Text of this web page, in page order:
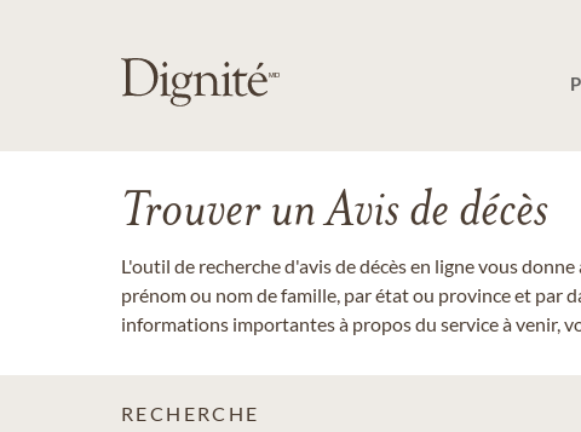
Trouver un Avis de décès
L'outil de recherche d'avis de décès en ligne vous
prénom ou nom de famille, par état ou province et par
informations importantes à propos du service à venir,
RECHERCHE